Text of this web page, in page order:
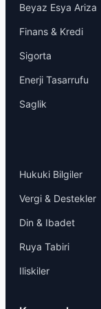
Beyaz Esya Ariza
Finans & Kredi
Sigorta
Enerji Tasarrufu
Saglik
Hukuki Bilgiler
Vergi & Destekler
Din & Ibadet
Ruya Tabiri
Iliskiler